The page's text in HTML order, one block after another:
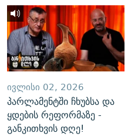
ᲘᲕᲚᲘᲡᲘ 02, 2026
პარლამენტში ჩხუბსა და
ყდების რეფორმაზე -
განკითხვის დღე!